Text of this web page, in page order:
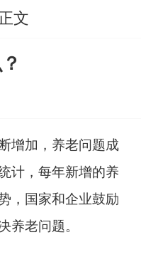
文
增加，养老问题成
计，每年新增的养
，国家和企业鼓励
养老问题。